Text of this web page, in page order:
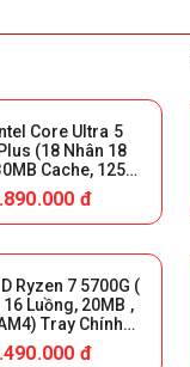
Core Ultra 5
(18 Nhân 18
Cache, 125W,
Tray Chính Hãng
đ
Ryzen 7 5700G (
16 Luồng, 20MB ,
Tray Chính
(MPK)đ